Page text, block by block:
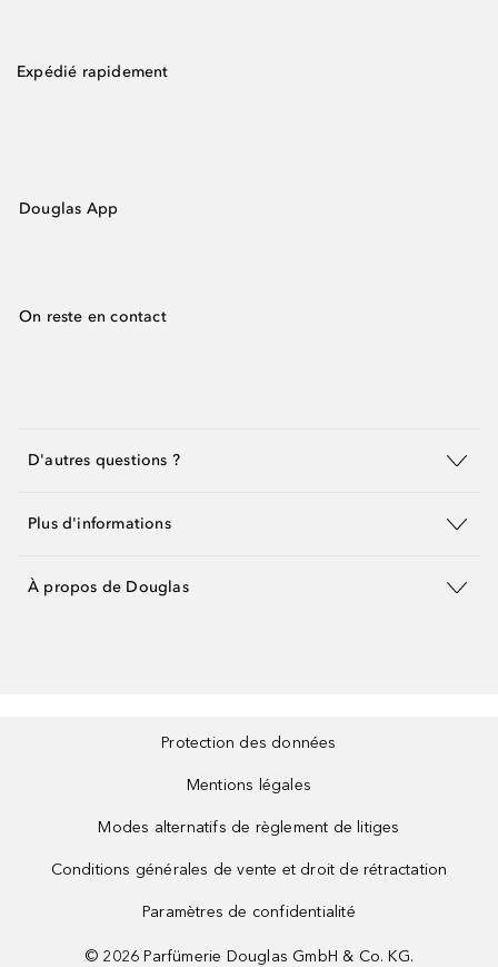
Expédié rapidement
Douglas App
On reste en contact
D'autres questions ?
Plus d'informations
À propos de Douglas
Protection des données
Mentions légales
Modes alternatifs de règlement de litiges
Conditions générales de vente et droit de rétractation
Paramètres de confidentialité
© 2026 Parfümerie Douglas GmbH & Co. KG.